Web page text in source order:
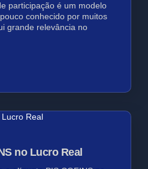
participação é um modelo
conhecido por muitos
grande relevância no
no Lucro Real